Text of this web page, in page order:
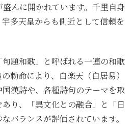
んに開かれています。千里自身
多天皇からも側近として信頼を
題和歌」と呼ばれる一連の和歌
勅命により、白楽天（白居易）
漢詩や、各種詩句のテーマを取
り、「異文化との融合」と「日
バランスが評価されています。